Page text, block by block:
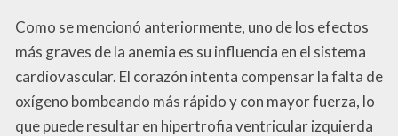
Como se mencionó anteriormente, uno de los efectos
más graves de la anemia es su influencia en el sistema
cardiovascular. El corazón intenta compensar la falta de
oxígeno bombeando más rápido y con mayor fuerza, lo
que puede resultar en hipertrofia ventricular izquierda